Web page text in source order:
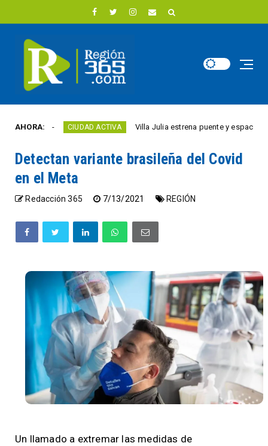
AHORA:CIUDAD ACTIVA Villa Julia estrena puente y espacios
Detectan variante brasileña del Covid
en el Meta
Redacción 365 7/13/2021 REGIÓN
Un llamado a extremar las medidas de